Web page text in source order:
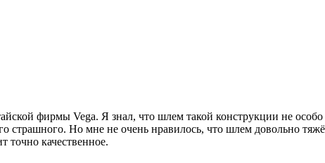
фирмы Vega. Я знал, что шлем такой конструкции не
страшного. Но мне не очень нравилось, что шлем довольно
точно качественное.